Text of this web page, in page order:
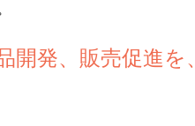
発、販売促進を、